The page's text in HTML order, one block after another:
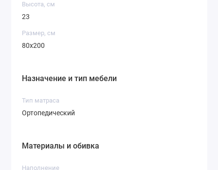
Высота, см
23
Размер, см
80x200
Назначение и тип мебели
Тип матраса
Ортопедический
Материалы и обивка
Наполнение